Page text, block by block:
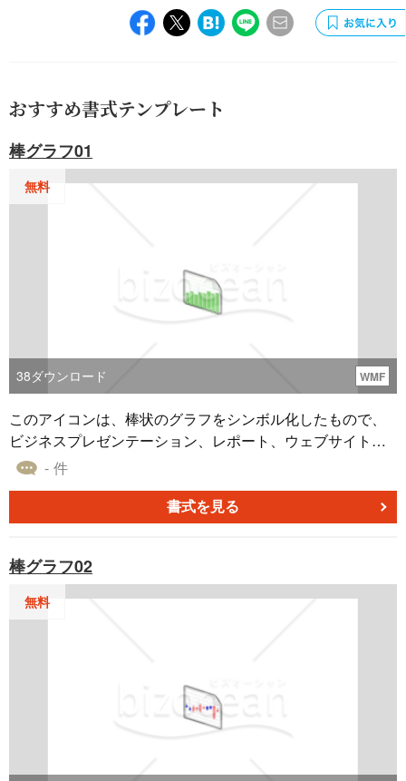
おすすめ書式テンプレート
棒グラフ01
無料
38ダウンロード WMF
このアイコンは、棒状のグラフをシンボル化したもので、
ビジネスプレゼンテーション、レポート、ウェブサイトな
どのデザインに組み込むことができます。またwmf形式の
office ソフトと互換性があります。イラストを配置すること
で効果的に伝えたり、ユーザーに情報をわかりやすく提供
い。
- 件
書式を見る
棒グラフ02
無料